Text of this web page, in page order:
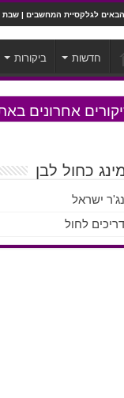
לגלקסיית המחשבים | שבת , 8 באוגוסט
חדשות ביקורות
אחרונים
כחול לבן
ישראל
לחול